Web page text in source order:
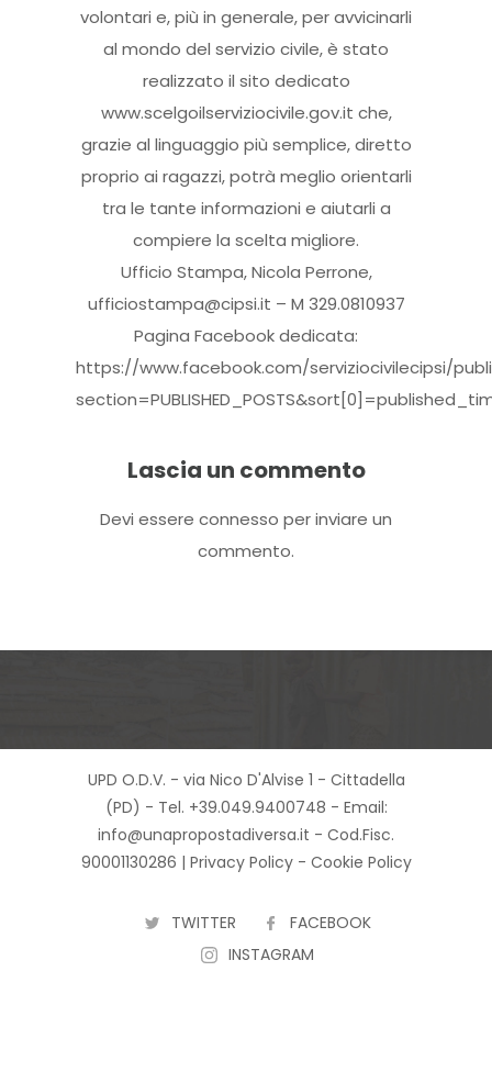
volontari e, più in generale, per avvicinarli
al mondo del servizio civile, è stato
realizzato il sito dedicato
www.scelgoilserviziocivile.gov.it che,
grazie al linguaggio più semplice, diretto
proprio ai ragazzi, potrà meglio orientarli
tra le tante informazioni e aiutarli a
compiere la scelta migliore.
Ufficio Stampa, Nicola Perrone,
ufficiostampa@cipsi.it – M 329.0810937
Pagina Facebook dedicata:
https://www.facebook.com/serviziocivilecipsi/
Lascia un commento
Devi essere connesso per inviare un
commento.
UPD O.D.V. - via Nico D'Alvise 1 - Cittadella
(PD) - Tel. +39.049.9400748 - Email:
info@unapropostadiversa.it - Cod.Fisc.
90001130286 | Privacy Policy- Cookie Policy
TWITTER
FACEBOOK
INSTAGRAM